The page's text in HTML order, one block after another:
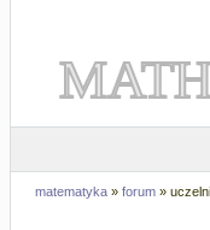
matematyka » forum »